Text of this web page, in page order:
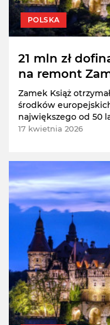
POLSKA
21 mln zł
na remont
Zamek Książ
środków
największego od 50
17 kwietnia 2026